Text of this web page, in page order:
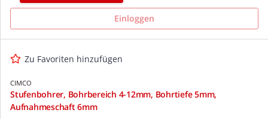
Einloggen
Zu Favoriten hinzufügen
CIMCO
Stufenbohrer, Bohrbereich 4-12mm, Bohrtiefe 5mm,
Aufnahmeschaft 6mm